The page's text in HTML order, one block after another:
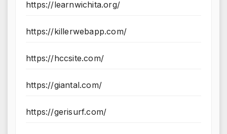
https://learnwichita.org/
https://killerwebapp.com/
https://hccsite.com/
https://giantal.com/
https://gerisurf.com/